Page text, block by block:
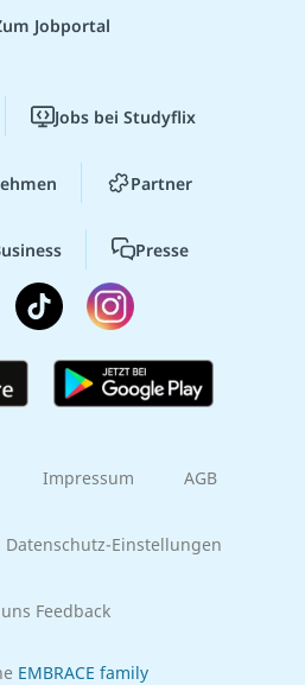
Jobportal
Jobs bei Studyflix
Partner
Presse
Impressum AGB
Datenschutz-Einstellungen
Feedback
EMBRACE family